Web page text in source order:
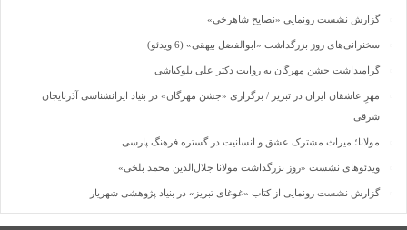
گزارش نشست رونمایی «نصایح شاهرخی»
سخنرانی‌های روز بزرگداشت «ابوالفضل بیهقی» (6 ویدئو)
گرامیداشت جشن مهرگان به روایت دکتر علی بلوکباشی
مهرِ عاشقان ایران در تبریز / برگزاری «جشن مهرگان» در بنیاد ایرانشناسی آذربایجان
شرقی
مولانا؛ میراث مشترک عشق و انسانیت در گستره فرهنگ پارسی
ویدئوهای نشست «روز بزرگداشت مولانا جلال‌الدین محمد بلخی»
گزارش نشست رونمایی از کتاب «غوغای تبریز» در بنیاد پژوهشی شهریار